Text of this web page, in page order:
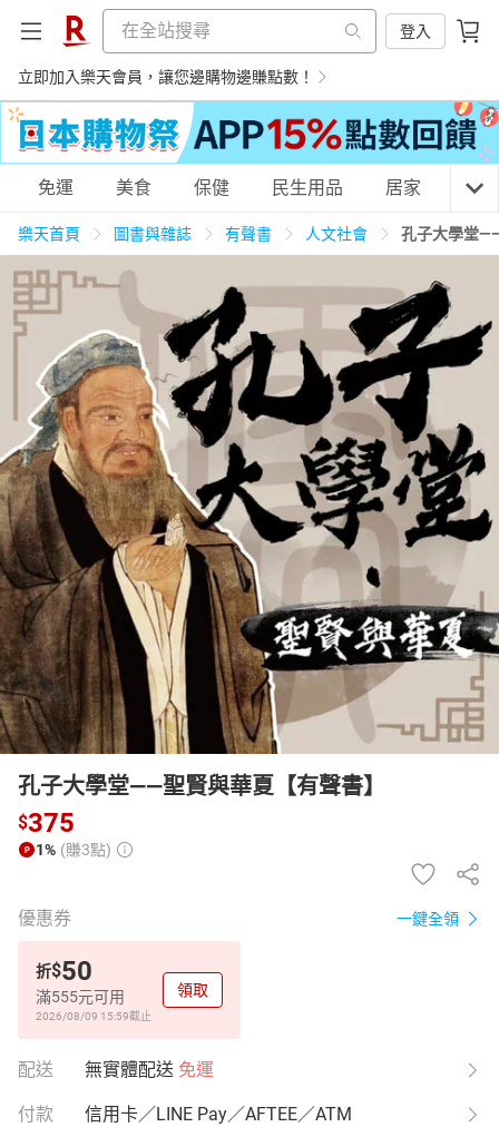
登入
立即加入樂天會員，讓您邊購物邊賺點數！
購物網分類
天天免運 美食蛋糕 民生用品
居家生活 3C家電 運動休閒 親子玩具
女裝 男裝 化妝保養 情趣用品
日本購物 電子/紙本書
HOT
免運 美食 保健 民生用品 居家 3C
樂天首頁 圖書與雜誌 有聲書 人文社會 孔子大學堂
孔子大學堂——聖賢與華夏【有聲書】
$375
1% (賺3點)
優惠券 一鍵全領
折$50
滿555元可用
2026/08/09 15:59截止
領取
配送 無實體配送 免運
付款 信用卡／LINE Pay／AFTEE／ATM